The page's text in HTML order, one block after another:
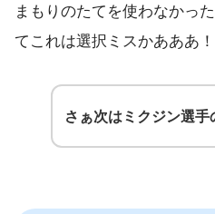
まもりのたてを使わなかっ
てこれは選択ミスかあああ！
さぁ次はミクジン選手